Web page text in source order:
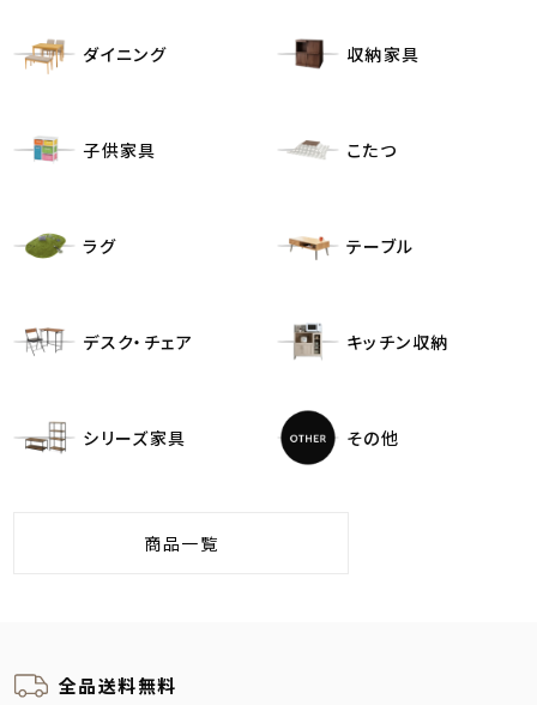
ダイニング 収納家具
子供家具 こたつ
ラグ テーブル
デスク・チェア キッチン収納
シリーズ家具 その他
商品一覧
全品送料無料